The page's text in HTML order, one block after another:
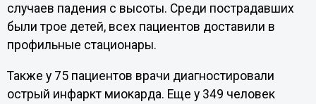
случаев падения с высоты. Среди пострадавших
были трое детей, всех пациентов доставили в
профильные стационары.
Также у 75 пациентов врачи диагностировали
острый инфаркт миокарда. Еще у 349 человек